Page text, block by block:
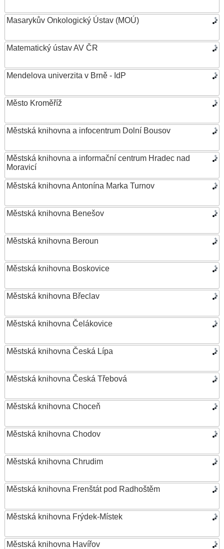
Masarykův Onkologický Ústav (MOÚ)
Matematický ústav AV ČR
Mendelova univerzita v Brně - IdP
Město Kroměříž
Městská knihovna a infocentrum Dolní Bousov
Městská knihovna a informační centrum Hradec nad
Moravicí
Městská knihovna Antonína Marka Turnov
Městská knihovna Benešov
Městská knihovna Beroun
Městská knihovna Boskovice
Městská knihovna Břeclav
Městská knihovna Čelákovice
Městská knihovna Česká Lípa
Městská knihovna Česká Třebová
Městská knihovna Choceň
Městská knihovna Chodov
Městská knihovna Chrudim
Městská knihovna Frenštát pod Radhoštěm
Městská knihovna Frýdek-Místek
Městská knihovna Havířov